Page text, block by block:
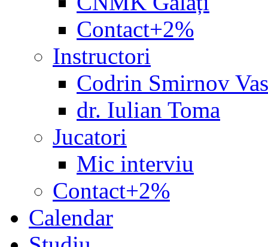
Contact+2%
Instructori
Codrin Smirnov
dr. Iulian Toma
Jucatori
Mic interviu
Contact+2%
Calendar